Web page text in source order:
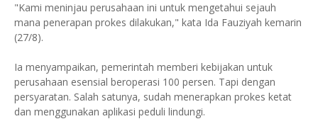
"Kami meninjau perusahaan ini untuk mengetahui sejauh
mana penerapan prokes dilakukan," kata Ida Fauziyah kemarin
(27/8).
Ia menyampaikan, pemerintah memberi kebijakan untuk
perusahaan esensial beroperasi 100 persen. Tapi dengan
persyaratan. Salah satunya, sudah menerapkan prokes ketat
dan menggunakan aplikasi peduli lindungi.